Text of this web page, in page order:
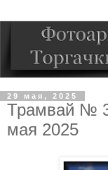
29 мая, 2025
Трамвай №
мая 2025